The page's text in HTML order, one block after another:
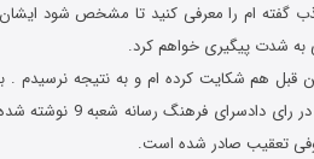
گفته ام را معرفی کنید تا مشخص شود
به شدت پیگیری خواهم کرد.
قبل هم شکایت کرده ام و به نتیجه نرسیدم .
اصرارهای موکل شما
تعقیب صادر شده است.